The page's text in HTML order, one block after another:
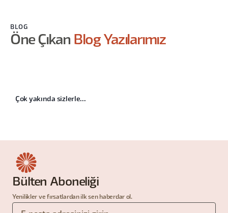
BLOG
Öne Çıkan Blog Yazılarımız
Çok yakında sizlerle...
Bülten Aboneliği
Yenilikler ve fırsatlardan ilk sen haberdar ol.